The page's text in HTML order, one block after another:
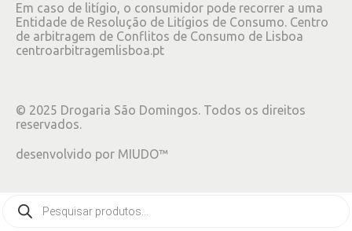
Em caso de litígio, o consumidor pode recorrer a uma
Entidade de Resolução de Litígios de Consumo. Centro
de arbitragem de Conflitos de Consumo de Lisboa
centroarbitragemlisboa.pt
© 2025 Drogaria São Domingos. Todos os direitos
reservados.
desenvolvido por MIUDO™